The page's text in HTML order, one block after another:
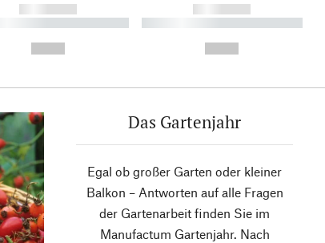
------------
----------- ----------
------------
----------- ----------- ----------
Das Gartenjahr
Egal ob großer Garten oder kleiner
Balkon – Antworten auf alle Fragen
der Gartenarbeit finden Sie im
Manufactum Gartenjahr. Nach